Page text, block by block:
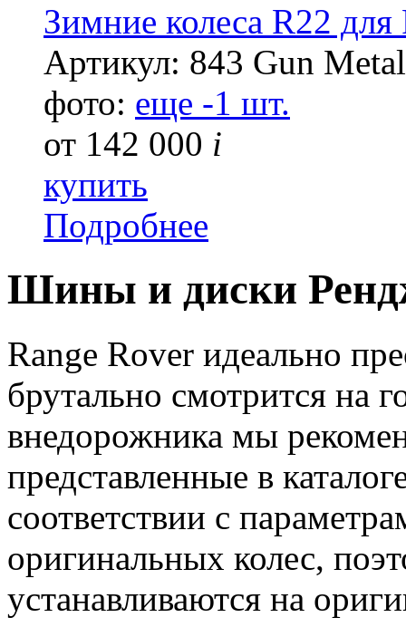
Зимние колеса R22
Артикул: 843 Gun Metal
фото: еще -1 шт.
от 142 000 i
купить
Подробнее
Шины и диски
Range Rover идеально
брутально смотрится на
внедорожника мы
представленные в
соответствии с
оригинальных колес,
устанавливаются на